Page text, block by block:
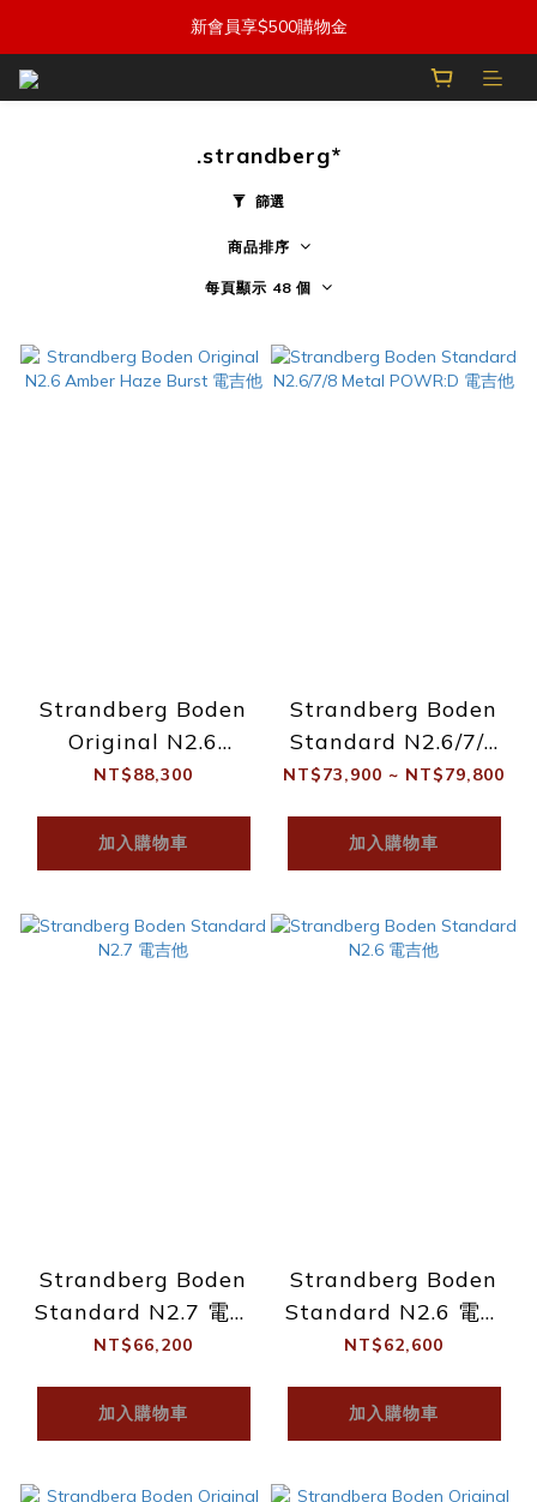
新會員享$500購物金
.strandberg*
篩選
商品排序
每頁顯示 48 個
Strandberg Boden
Original N2.6
Amber Haze Burst
NT$88,300
加入購物車
Strandberg Boden
Standard N2.6/7/8
Metal POWR:D 電吉
NT$73,900 ~ NT$79,800
加入購物車
Strandberg Boden
Standard N2.7 電吉
他
NT$66,200
加入購物車
Strandberg Boden
Standard N2.6 電吉
他
NT$62,600
加入購物車